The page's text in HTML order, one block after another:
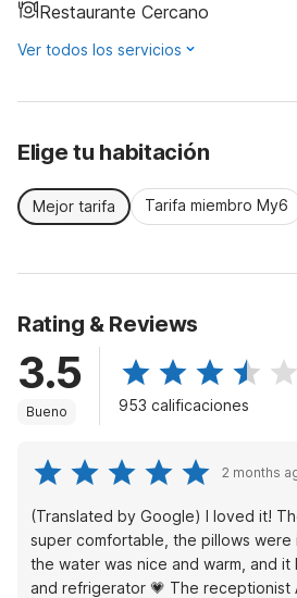
Restaurante Cercano
Ver todos los servicios
Elige tu habitación
Mejor tarifa Tarifa miembro My6
Rating & Reviews
3.5
Bueno 953 calificaciones
2 months
(Translated by Google) I loved it!
super comfortable, the pillows were
the water was nice and warm, and it
and refrigerator 💗 The receptionist